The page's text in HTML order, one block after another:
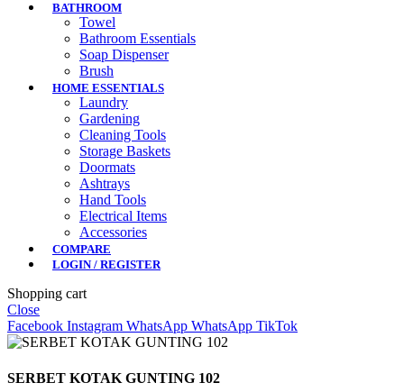
BATHROOM
Towel
Bathroom Essentials
Soap Dispenser
Brush
HOME ESSENTIALS
Laundry
Gardening
Cleaning Tools
Storage Baskets
Doormats
Ashtrays
Hand Tools
Electrical Items
Accessories
COMPARE
LOGIN / REGISTER
Shopping cart
Close
Facebook Instagram WhatsApp WhatsApp TikTok
SERBET KOTAK GUNTING 102